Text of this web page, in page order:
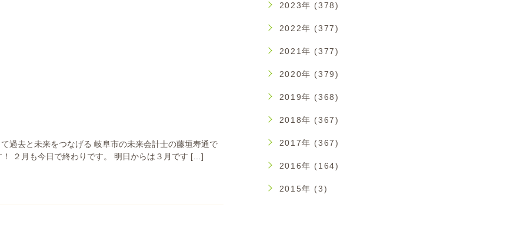
過去と未来をつなげる 岐阜市の未来会計士の藤垣寿通で
２月も今日で終わりです。 明日からは３月です […]
2023年 (378)
2022年 (377)
2021年 (377)
2020年 (379)
2019年 (368)
2018年 (367)
2017年 (367)
2016年 (164)
2015年 (3)